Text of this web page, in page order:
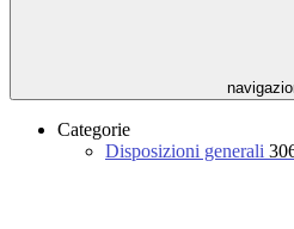
Categorie
Disposizioni generali